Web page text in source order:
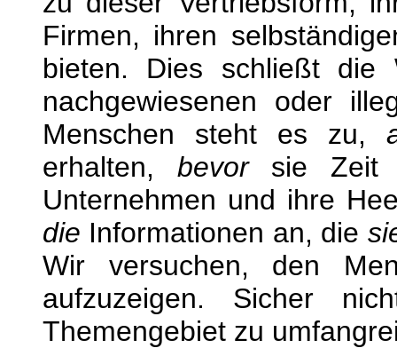
Firmen, ihren
bieten. Dies schließt die
nachgewiesenen oder
Menschen steht es zu,
erhalten, bevorsie Zeit
Unternehmen und ihre
die Informationen an, die
Wir versuchen, den
aufzuzeigen. Sicher
Themengebiet zu